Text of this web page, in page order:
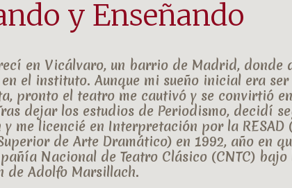
y Enseñando
en Vicálvaro, un barrio de Madrid, donde
el instituto. Aunque mi sueño inicial era ser
, pronto el teatro me cautivó y se convirtió
dejar los estudios de Periodismo, decidí
y me licencié en Interpretación por la RESAD
de Arte Dramático) en 1992, año en
Nacional de Teatro Clásico (CNTC)bajo
de Adolfo Marsillach.